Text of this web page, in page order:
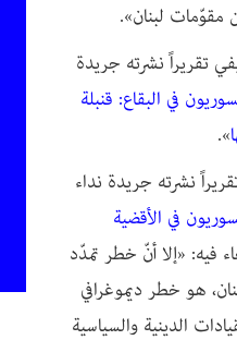
مقوّمات لبنان».
تقريراً نشرته جريدة
في البقاع: قنبلة
».
نشرته جريدة نداء
في الأقضية
فيه: «إلا أنّ خطر تمدّد
هو خطر ديموغرافي
الدينية والسياسية